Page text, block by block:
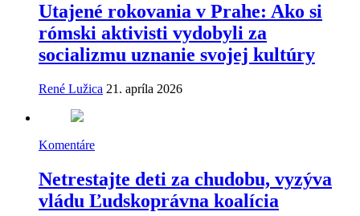
Utajené rokovania v Prahe: Ako si
rómski aktivisti vydobyli za
socializmu uznanie svojej kultúry
René Lužica 21. apríla 2026
Komentáre
Netrestajte deti za chudobu, vyzýva
vládu Ľudskoprávna koalícia